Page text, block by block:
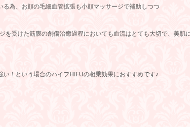
る為、お顔の毛細血管拡張も小顔マッサージで補助しつつ
を受けた筋膜の創傷治癒過程においても血流はとても大切で、美肌
い！という場合のハイフHIFUの相乗効果におすすめです♪